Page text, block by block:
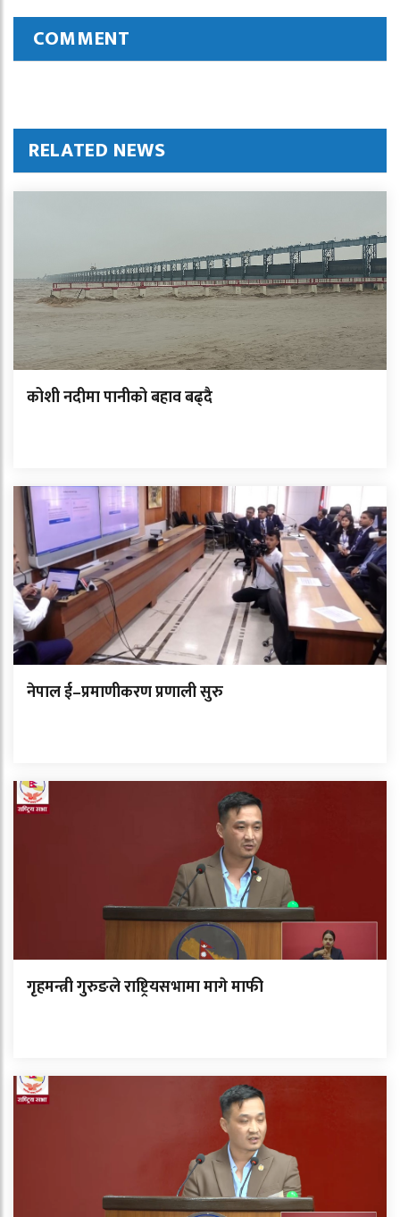
COMMENT
RELATED NEWS
कोशी नदीमा पानीको बहाव बढ्दै
नेपाल ई–प्रमाणीकरण प्रणाली सुरु
गृहमन्त्री गुरुङले राष्ट्रियसभामा मागे माफी